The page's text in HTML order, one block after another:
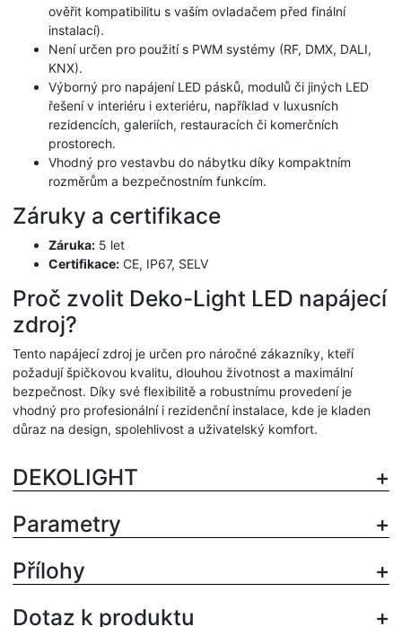
ověřit kompatibilitu s vaším ovladačem před finální
instalací).
Není určen pro použití s PWM systémy (RF, DMX, DALI,
KNX).
Výborný pro napájení LED pásků, modulů či jiných LED
řešení v interiéru i exteriéru, například v luxusních
rezidencích, galeriích, restauracích či komerčních
prostorech.
Vhodný pro vestavbu do nábytku díky kompaktním
rozměrům a bezpečnostním funkcím.
Záruky a certifikace
Záruka: 5 let
Certifikace: CE, IP67, SELV
Proč zvolit Deko-Light LED napájecí
zdroj?
Tento napájecí zdroj je určen pro náročné zákazníky, kteří
požadují špičkovou kvalitu, dlouhou životnost a maximální
bezpečnost. Díky své flexibilitě a robustnímu provedení je
vhodný pro profesionální i rezidenční instalace, kde je kladen
důraz na design, spolehlivost a uživatelský komfort.
DEKOLIGHT
Parametry
Přílohy
Dotaz k produktu